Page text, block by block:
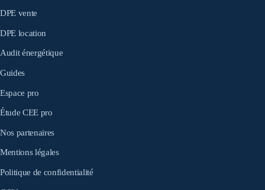
DPE vente
DPE location
Audit énergétique
Guides
Espace pro
Étude CEE pro
Nos partenaires
Mentions légales
Politique de confidentialité